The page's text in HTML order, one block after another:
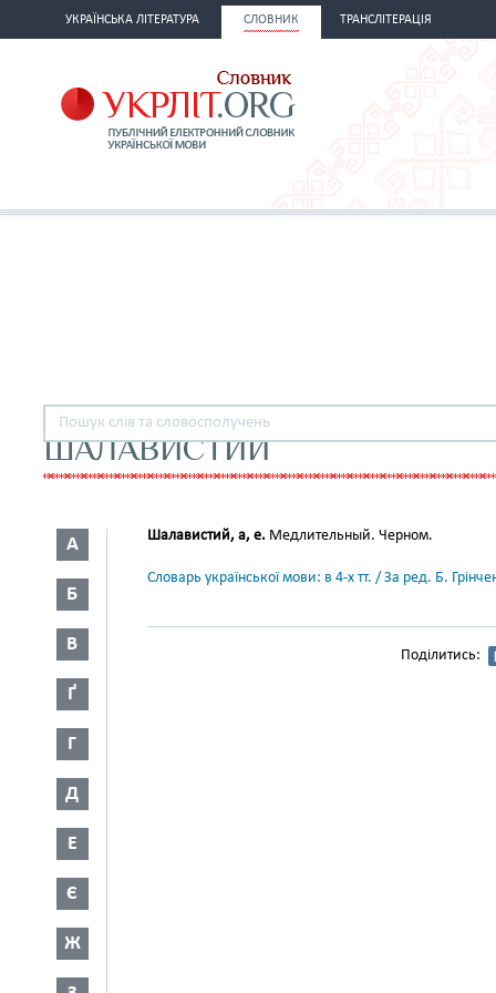
УКРАЇНСЬКА ЛІТЕРАТУРА СЛОВНИК ТРАНСЛІТЕРАЦІЯ
ШАЛАВИСТИЙ
А
Б
В
Ґ
Г
Д
Е
Є
Ж
Шалавистий, а, е. Медлительный. Черном.
Словарь української мови: в 4-х тт. / За ред. Б.
Поділитись: